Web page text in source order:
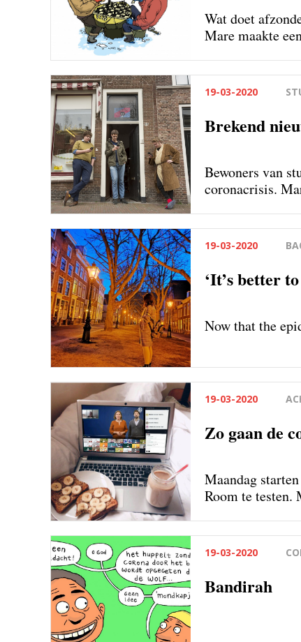
Wat doet
Mare maakte
19-03-2020
Brekend
Bewoners van
coronacrisis.
19-03-2020
‘It’s better
Now that the
19-03-2020
Zo gaan de
Maandag
Room te testen.
19-03-2020
Bandirah